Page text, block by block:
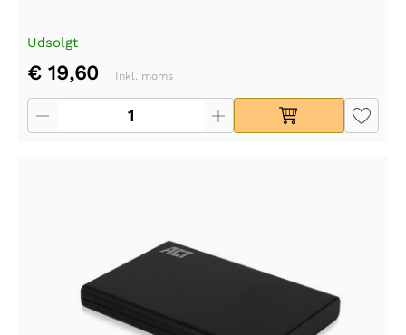
Udsolgt
€ 19,60 Inkl. moms